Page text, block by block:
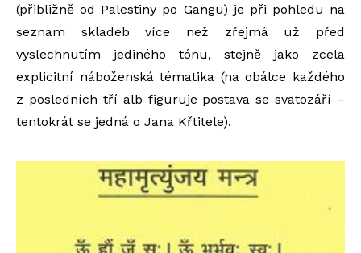
(přibližně od Palestiny po Gangu) je při pohledu na
seznam skladeb více než zřejmá už před
vyslechnutím jediného tónu, stejně jako zcela
explicitní náboženská tématika (na obálce každého
z posledních tří alb figuruje postava se svatozáří –
tentokrát se jedná o Jana Křtitele).